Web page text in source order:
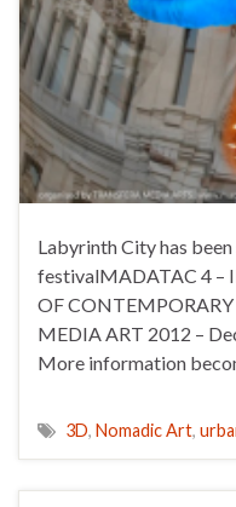
Labyrinth City has
festivalMADATAC 4 –
OF
MEDIA ART 2012 –
More information
3D, Nomadic Art,